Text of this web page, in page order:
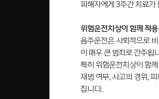
피해자에게 3주간 치료가
위험운전치상이 함께 적
음주운전은 사회적으로
이 매우 큰 범죄로 간주됩
특히 위험운전치상이 함
재범 여부, 사고의 경위,
칩니다.